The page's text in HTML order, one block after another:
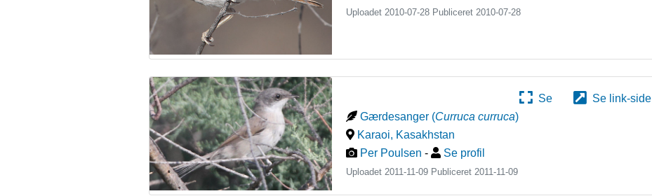
Uploadet 2010-07-28 Publiceret 2010-07-28
Se
Se link-side
Gærdesanger (Curruca curruca)
Karaoi, Kasakhstan
Per Poulsen - Se profil
Uploadet 2011-11-09 Publiceret2011-11-09